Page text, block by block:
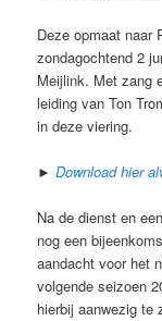
Deze opmaat naar
zondagochtend 2
Meijlink. Met zang
leiding van Ton
in deze viering.
►Download hier
Na de dienst en
nog een
aandacht voor het
volgende seizoen
hierbij aanwezig te